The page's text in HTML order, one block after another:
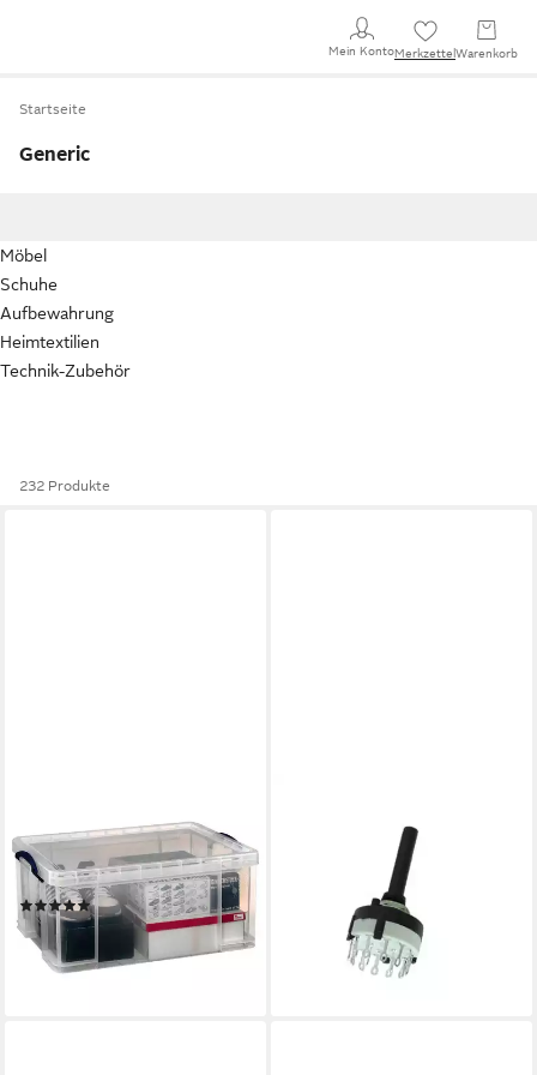
Mein KontoMerkzettel Warenkorb
Startseite
Generic
Möbel
Schuhe
Aufbewahrung
Heimtextilien
Technik-Zubehör
232 Produkte
Aufbewahrungsbox 1
Aufbewahrungsbox 64 Liter -
transparent
(6)
ab 35,31 €
lieferbar - in 4-5 Werktagen bei dir
Sicherungsgerät
DREHSCHALTER 2-POLIG /
6 POSITIONEN -
LÖTANSCHLÜSSE (1-St)
lieferbar - in 2-3 Werktagen bei dir